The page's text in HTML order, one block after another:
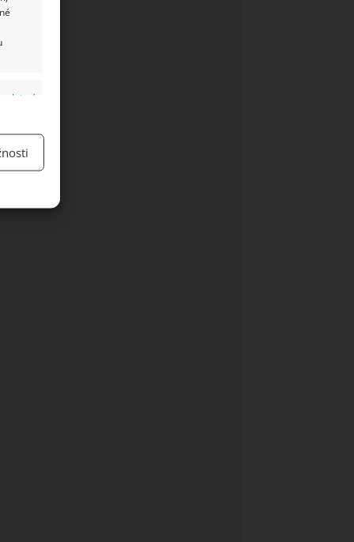
aktivní